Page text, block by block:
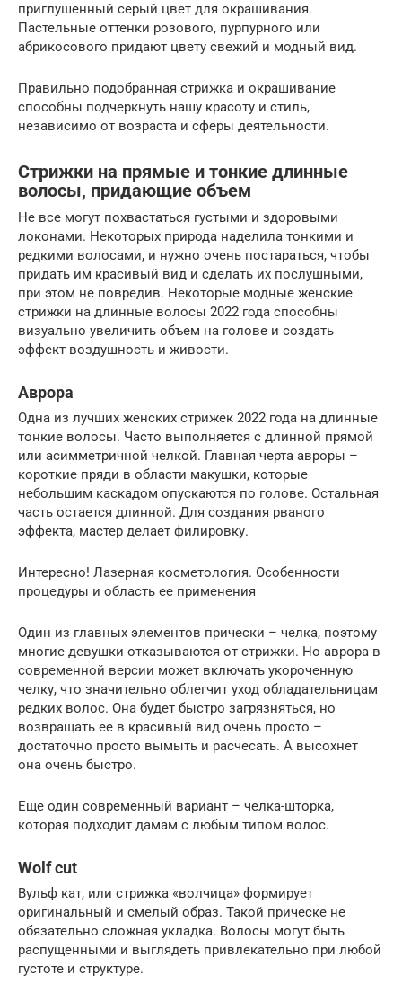
приглушенный серый цвет для окрашивания.
Пастельные оттенки розового, пурпурного или
абрикосового придают цвету свежий и модный вид.
Правильно подобранная стрижка и окрашивание
способны подчеркнуть нашу красоту и стиль,
независимо от возраста и сферы деятельности.
Стрижки на прямые и тонкие длинные
волосы, придающие объем
Не все могут похвастаться густыми и здоровыми
локонами. Некоторых природа наделила тонкими и
редкими волосами, и нужно очень постараться, чтобы
придать им красивый вид и сделать их послушными,
при этом не повредив. Некоторые модные женские
стрижки на длинные волосы 2022 года способны
визуально увеличить объем на голове и создать
эффект воздушность и живости.
Аврора
Одна из лучших женских стрижек 2022 года на длинные
тонкие волосы. Часто выполняется с длинной прямой
или асимметричной челкой. Главная черта авроры –
короткие пряди в области макушки, которые
небольшим каскадом опускаются по голове. Остальная
часть остается длинной. Для создания рваного
эффекта, мастер делает филировку.
Интересно! Лазерная косметология. Особенности
процедуры и область ее применения
Один из главных элементов прически – челка, поэтому
многие девушки отказываются от стрижки. Но аврора в
современной версии может включать укороченную
челку, что значительно облегчит уход обладательницам
редких волос. Она будет быстро загрязняться, но
возвращать ее в красивый вид очень просто –
достаточно просто вымыть и расчесать. А высохнет
она очень быстро.
Еще один современный вариант – челка-шторка,
которая подходит дамам с любым типом волос.
Wolf cut
Вульф кат, или стрижка «волчица» формирует
оригинальный и смелый образ. Такой прическе не
обязательно сложная укладка. Волосы могут быть
распущенными и выглядеть привлекательно при любой
густоте и структуре.